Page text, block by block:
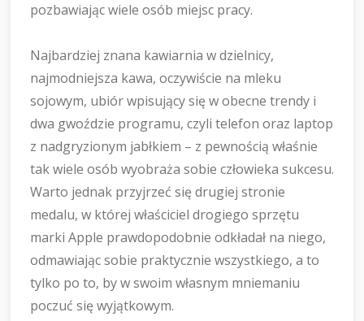
pozbawiając wiele osób miejsc pracy.
Najbardziej znana kawiarnia w dzielnicy,
najmodniejsza kawa, oczywiście na mleku
sojowym, ubiór wpisujący się w obecne trendy i
dwa gwoździe programu, czyli telefon oraz laptop
z nadgryzionym jabłkiem – z pewnością właśnie
tak wiele osób wyobraża sobie człowieka sukcesu.
Warto jednak przyjrzeć się drugiej stronie
medalu, w której właściciel drogiego sprzętu
marki Apple prawdopodobnie odkładał na niego,
odmawiając sobie praktycznie wszystkiego, a to
tylko po to, by w swoim własnym mniemaniu
poczuć się wyjątkowym.